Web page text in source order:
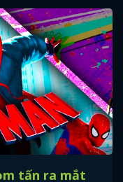
tấn ra mắt